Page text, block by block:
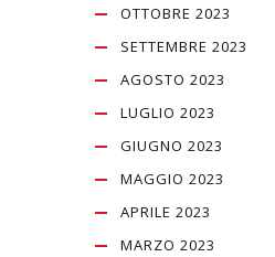
OTTOBRE 2023
SETTEMBRE 2023
AGOSTO 2023
LUGLIO 2023
GIUGNO 2023
MAGGIO 2023
APRILE 2023
MARZO 2023